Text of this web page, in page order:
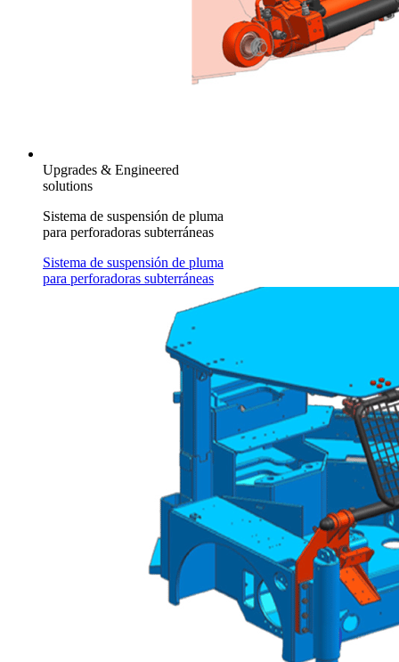
Upgrades & Engineered
solutions
Sistema de suspensión de pluma
para perforadoras subterráneas
Sistema de suspensión de pluma
para perforadoras subterráneas